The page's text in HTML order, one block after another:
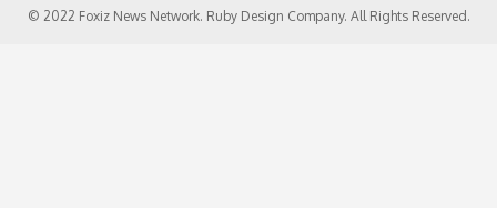
© 2022 Foxiz News Network. Ruby Design Company. All Rights Reserved.